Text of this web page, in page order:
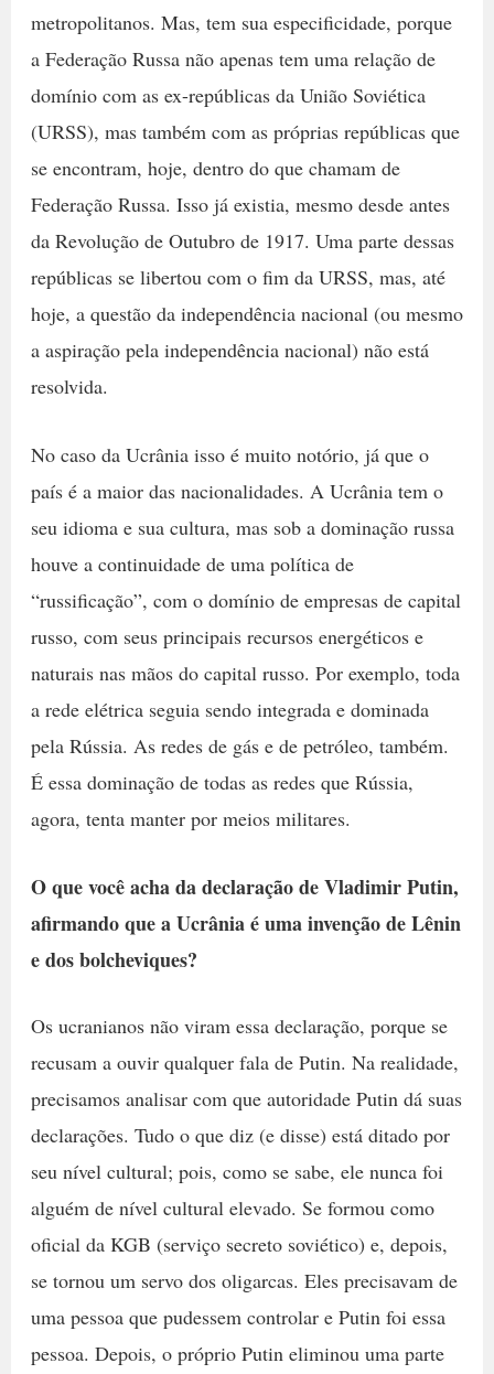
metropolitanos. Mas, tem sua especificidade, porque
a Federação Russa não apenas tem uma relação de
domínio com as ex-repúblicas da União Soviética
(URSS), mas também com as próprias repúblicas que
se encontram, hoje, dentro do que chamam de
Federação Russa. Isso já existia, mesmo desde antes
da Revolução de Outubro de 1917. Uma parte dessas
repúblicas se libertou com o fim da URSS, mas, até
hoje, a questão da independência nacional (ou mesmo
a aspiração pela independência nacional) não está
resolvida.
No caso da Ucrânia isso é muito notório, já que o
país é a maior das nacionalidades. A Ucrânia tem o
seu idioma e sua cultura, mas sob a dominação russa
houve a continuidade de uma política de
“russificação”, com o domínio de empresas de capital
russo, com seus principais recursos energéticos e
naturais nas mãos do capital russo. Por exemplo, toda
a rede elétrica seguia sendo integrada e dominada
pela Rússia. As redes de gás e de petróleo, também.
É essa dominação de todas as redes que Rússia,
agora, tenta manter por meios militares.
O que você acha da declaração de Vladimir Putin,
afirmando que a Ucrânia é uma invenção de Lênin
e dos bolcheviques?
Os ucranianos não viram essa declaração, porque se
recusam a ouvir qualquer fala de Putin. Na realidade,
precisamos analisar com que autoridade Putin dá suas
declarações. Tudo o que diz (e disse) está ditado por
seu nível cultural; pois, como se sabe, ele nunca foi
alguém de nível cultural elevado. Se formou como
oficial da KGB (serviço secreto soviético) e, depois,
se tornou um servo dos oligarcas. Eles precisavam de
uma pessoa que pudessem controlar e Putin foi essa
pessoa. Depois, o próprio Putin eliminou uma parte